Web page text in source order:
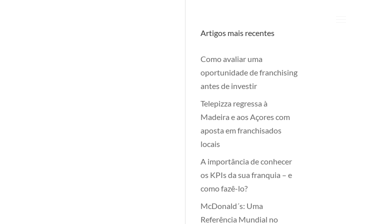
Artigos mais recentes
Como avaliar uma
oportunidade de franchising
antes de investir
Telepizza regressa à
Madeira e aos Açores com
aposta em franchisados
locais
A importância de conhecer
os KPIs da sua franquia – e
como fazê-lo?
McDonald´s: Uma
Referência Mundial no